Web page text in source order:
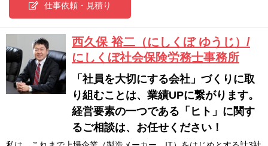
仕事依頼・見積り
西久保 裕二（にしくぼ ゆうじ）/
にしくぼ社会保険労務士事務所
「社員を大切にする会社」づくりに取
り組むことは、業績UPに繋がります。
経営要素の一つである「ヒト」に関す
るご相談は、お任せください！